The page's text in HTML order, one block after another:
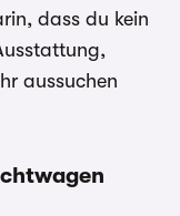
dass du kein
aussuchen